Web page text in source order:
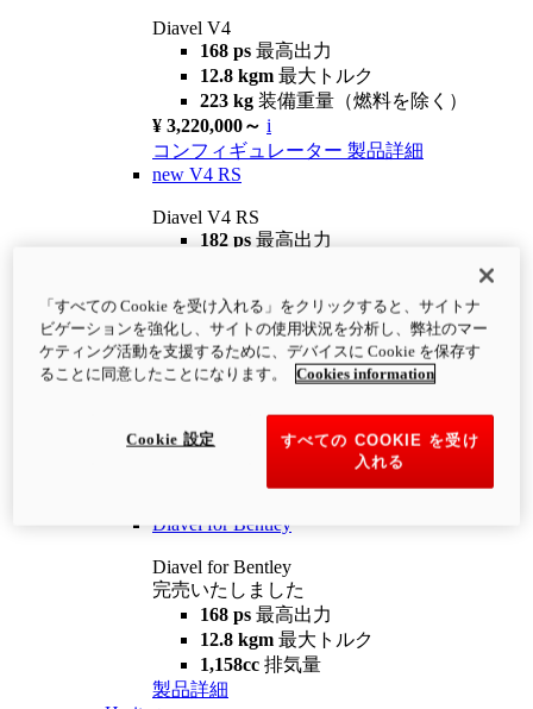
Diavel V4
168 ps 最高出力
12.8 kgm 最大トルク
223 kg 装備重量（燃料を除く）
¥ 3,220,000～ i
コンフィギュレーター 製品詳細
new V4 RS
Diavel V4 RS
182 ps 最高出力
¥4,400,000 i
コンフィギュレーター 製品詳細
newV4 RS 100
12.2 kgm
最大トルク
装備重量（燃料を除く）
Diavel for Bentley
Diavel for Bentley
完売いたしました
168 ps 最高出力
12.8 kgm 最大トルク
1,158cc 排気量
製品詳細
「すべての Cookie を受け入れる」をクリックすると、サイトナ
ビゲーションを強化し、サイトの使用状況を分析し、弊社のマー
ケティング活動を支援するために、デバイスに Cookie を保存す
ることに同意したことになります。
Cookies information
すべての COOKIE を受け
入れる
Cookie 設定